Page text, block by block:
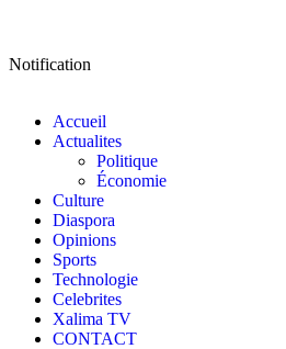
Notification
Accueil
Actualites
Politique
Économie
Culture
Diaspora
Opinions
Sports
Technologie
Celebrites
Xalima TV
CONTACT